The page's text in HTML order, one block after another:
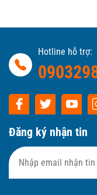
Hotline hỗ trợ:
Đăng ký nhận tin